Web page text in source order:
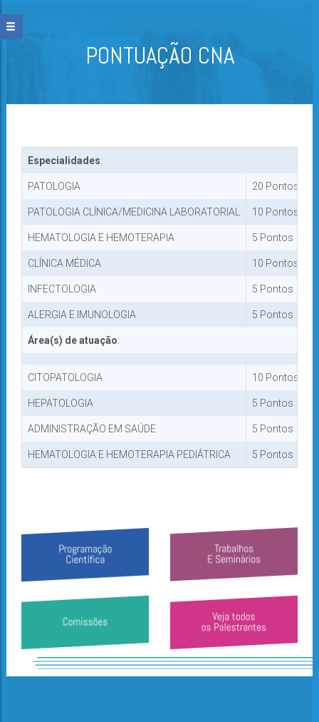
PONTUAÇÃO CNA
Especialidades:
PATOLOGIA 20 Pontos
PATOLOGIA CLÍNICA/MEDICINA LABORATORIAL 10 Pontos
HEMATOLOGIA E HEMOTERAPIA 5 Pontos
CLÍNICA MÉDICA 10 Pontos
INFECTOLOGIA 5 Pontos
ALERGIA E IMUNOLOGIA 5 Pontos
Área(s) de atuação:
CITOPATOLOGIA 10 Pontos
HEPATOLOGIA 5 Pontos
ADMINISTRAÇÃO EM SAÚDE 5 Pontos
HEMATOLOGIA E HEMOTERAPIA PEDIÁTRICA 5 Pontos